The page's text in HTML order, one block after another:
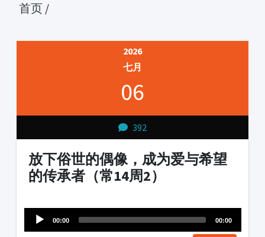
首页 /
2026
七月
06
392
放下俗世的偶像，成为爱与希望
的传承者（常14周2）
Player
00:00 00:00